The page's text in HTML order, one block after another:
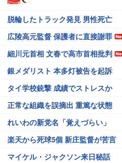
脱輪したトラック発見 男性死亡
広陵高元監督 保護者に直接謝罪
細川元首相 文春で高市首相批判
銀メダリスト 本多灯被告を起訴
タイ学校銃撃 成績でストレスか
正常な組織を誤摘出 重篤な状態
れいわの新党名「覚えづらい」
楽天から死球5個 新庄監督が苦言
マイケル・ジャクソン来日秘話